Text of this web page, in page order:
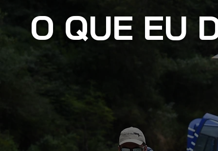
O QUE EU